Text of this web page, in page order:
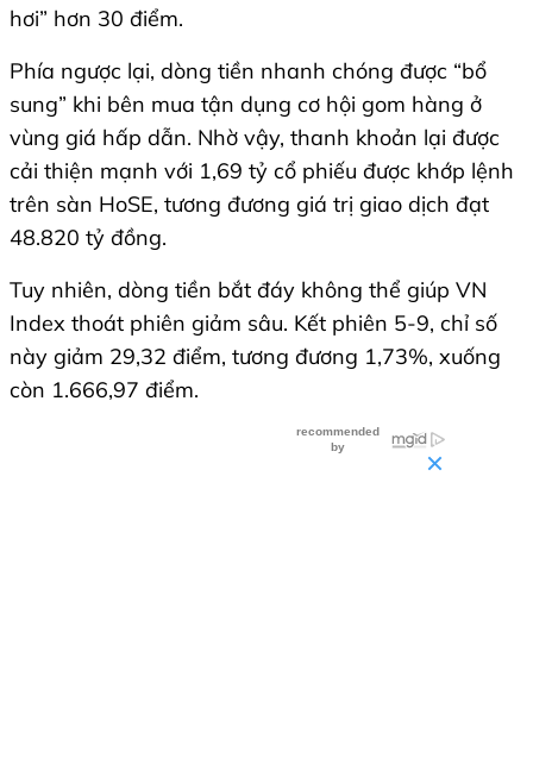
hơi” hơn 30 điểm.
Phía ngược lại, dòng tiền nhanh chóng được “bổ
sung” khi bên mua tận dụng cơ hội gom hàng ở
vùng giá hấp dẫn. Nhờ vậy, thanh khoản lại được
cải thiện mạnh với 1,69 tỷ cổ phiếu được khớp lệnh
trên sàn HoSE, tương đương giá trị giao dịch đạt
48.820 tỷ đồng.
Tuy nhiên, dòng tiền bắt đáy không thể giúp VN
Index thoát phiên giảm sâu. Kết phiên 5-9, chỉ số
này giảm 29,32 điểm, tương đương 1,73%, xuống
còn 1.666,97 điểm.